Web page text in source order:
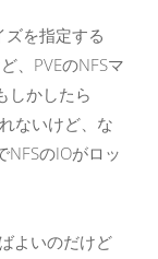
ズを指定する
、PVEのNFSマ
しかしたら
ないけど、な
のIOがロッ
よいのだけど